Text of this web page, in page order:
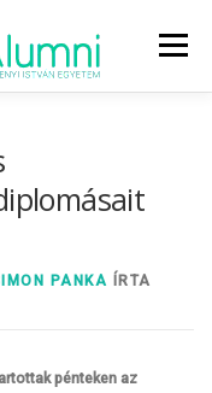
Menü
PANKA ÍRTA
pénteken az